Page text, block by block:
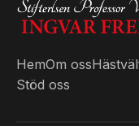
HemOm oss
Stöd oss